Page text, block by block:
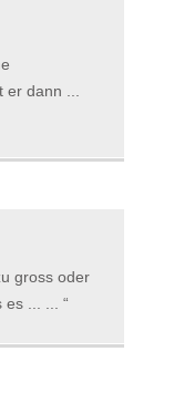
dann ...
gross oder
... ...